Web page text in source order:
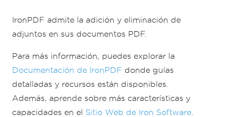
IronPDF admite la adición y eliminación de
adjuntos en sus documentos PDF.
Para más información, puedes explorar la
Documentación de IronPDF donde guías
detalladas y recursos están disponibles.
Además, aprende sobre más características y
capacidades en el Sitio Web de Iron Software